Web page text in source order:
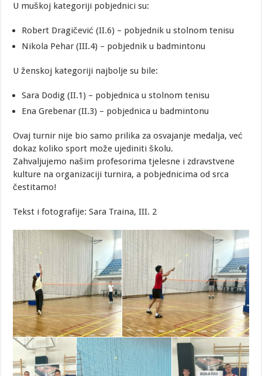
U muškoj kategoriji pobjednici su:
Robert Dragičević (II.6) – pobjednik u stolnom tenisu
Nikola Pehar (III.4) – pobjednik u badmintonu
U ženskoj kategoriji najbolje su bile:
Sara Dodig (II.1) – pobjednica u stolnom tenisu
Ena Grebenar (II.3) – pobjednica u badmintonu
Ovaj turnir nije bio samo prilika za osvajanje medalja, već
dokaz koliko sport može ujediniti školu.
Zahvaljujemo našim profesorima tjelesne i zdravstvene
kulture na organizaciji turnira, a pobjednicima od srca
čestitamo!
Tekst i fotografije: Sara Traina, III. 2